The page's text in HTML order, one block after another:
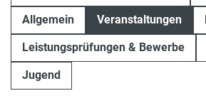
Allgemein Veranstaltungen
Leistungsprüfungen & Bewerbe
Jugend